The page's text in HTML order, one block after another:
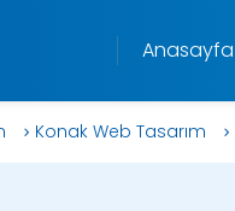
Anasayfa
Konak Web Tasarım